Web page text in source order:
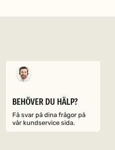
BEHÖVER DU HÄLP?
Få svar på dina frågor på
vår kundservice sida.